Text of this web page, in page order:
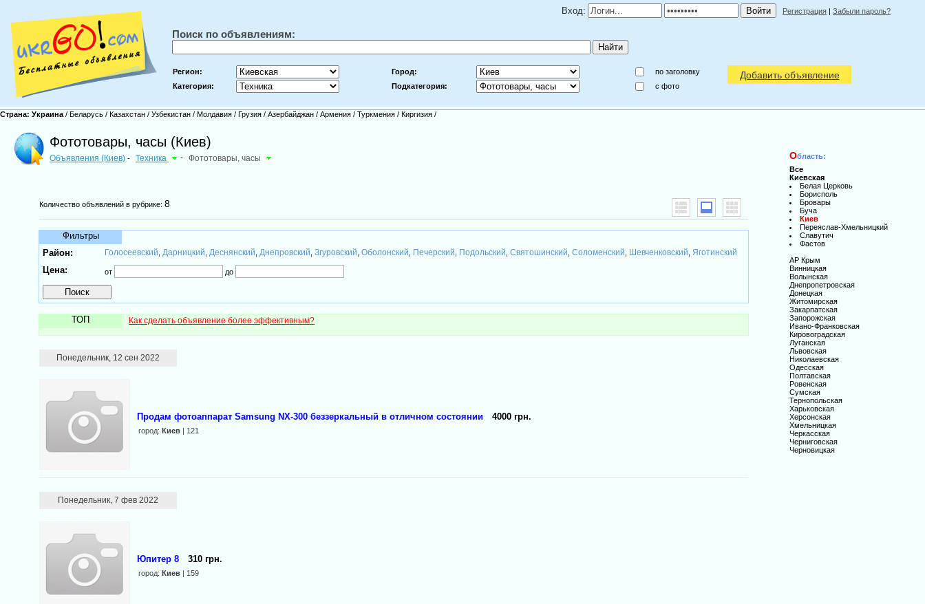
Вход: Регистрация | Забыли пароль?
Поиск по объявлениям:
Регион: Город:
по заголовку
Категория:
Подкатегория: c фото
Добавить объявление
Страна: Украина / Беларусь / Казахстан / Узбекистан / Молдавия / Грузия / Азербайджан / Армения / Туркмения / Киргизия /
Фототовары, часы (Киев)
Объявления (Киев) - Техника - Фототовары, часы
Количество объявлений в рубрике:8
Фильтры
Район:
Голосеевский Дарницкий Деснянский Днепровский ,Згуровский ,Оболонский Печерский Подольский ,Святошинский ,Соломенский Шевченковский Яготинский
Цена: от до
ТОП Как сделать объявление более эффективным?
Понедельник, 12 сен 2022
Продам фотоаппарат Samsung NX-300 беззеркальный в отличном состоянии 4000 грн.
город:Киев | 121
Понедельник, 7 фев 2022
Юпитер 8 310 грн.
город:Киев | 159
Область:
Все
Киевская
Белая Церковь
Борисполь
Бровары
Буча
Киев
Переяслав-Хмельницкий
Славутич
Фастов
АР Крым
Винницкая
Волынская
Днепропетровская
Донецкая
Житомирская
Закарпатская
Запорожская
Ивано-Франковская
Кировоградская
Луганская
Львовская
Николаевская
Одесская
Полтавская
Ровенская
Сумская
Тернопольская
Харьковская
Херсонская
Хмельницкая
Черкасская
Черниговская
Черновицкая